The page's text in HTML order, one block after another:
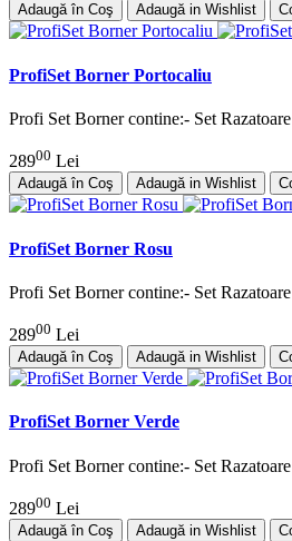
Adaugă în Coş Adaugă in Wishlist
ProfiSet Borner Portocaliu
Profi Set Borner contine:- Set
28900 Lei
Adaugă în Coş Adaugă in Wishlist
ProfiSet Borner Rosu
Profi Set Borner contine:- Set
28900 Lei
Adaugă în Coş Adaugă in Wishlist
ProfiSet Borner Verde
Profi Set Borner contine:- Set
28900 Lei
Adaugă în Coş Adaugă in Wishlist